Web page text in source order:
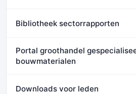
Bibliotheek sectorrapporten
Portal groothandel
bouwmaterialen
Downloads voor leden